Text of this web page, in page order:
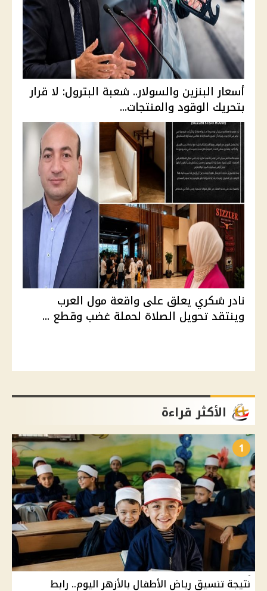
أسعار البنزين والسولار.. شعبة البترول: لا قرار
بتحريك الوقود والمنتجات...
نادر شكري يعلق على واقعة مول العرب
وينتقد تحويل الصلاة لحملة غضب وقطع ...
الأكثر قراءة
1
نتيجة تنسيق رياض الأطفال بالأزهر اليوم.. رابط